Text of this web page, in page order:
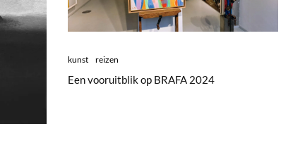
kunst reizen
Een vooruitblik op BRAFA 2024